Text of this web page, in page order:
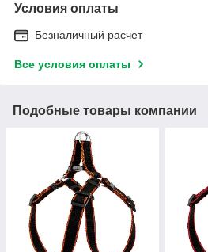
Условия оплаты
Безналичный расчет
Все условия оплаты
Подобные товары компании